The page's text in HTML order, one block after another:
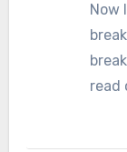
Now
read